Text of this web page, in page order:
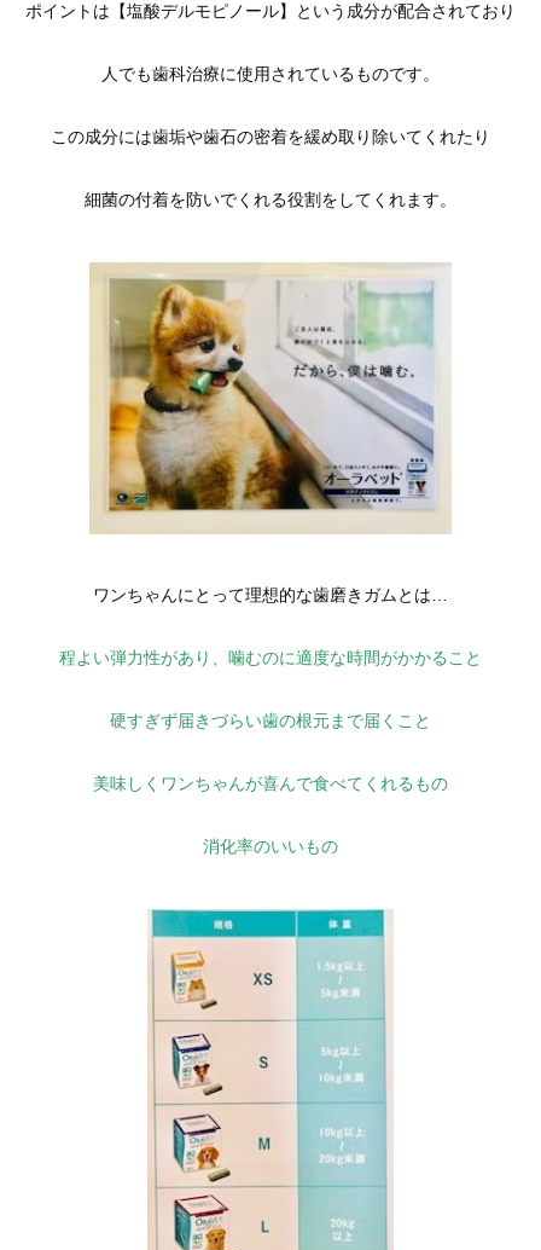
ポイントは【塩酸デルモピノール】という成分が配合されており
人でも歯科治療に使用されているものです。
この成分には歯垢や歯石の密着を緩め取り除いてくれたり
細菌の付着を防いでくれる役割をしてくれます。
ワンちゃんにとって理想的な歯磨きガムとは…
程よい弾力性があり、噛むのに適度な時間がかかること
硬すぎず届きづらい歯の根元まで届くこと
美味しくワンちゃんが喜んで食べてくれるもの
消化率のいいもの